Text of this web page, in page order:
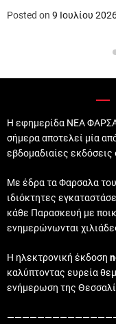
Posted on 9 Ιουλίου
Η εφημερίδα ΝΕΑ
σήμερα αποτελεί μία
εβδομαδιαίες
Με έδρα τα Φαρσαλα
ιδιόκτητες
κάθε Παρασκευή με
ενημερώνωνται
Η ηλεκτρονική έκδοση
καλύπτοντας ευρεία
ενήμερωση της